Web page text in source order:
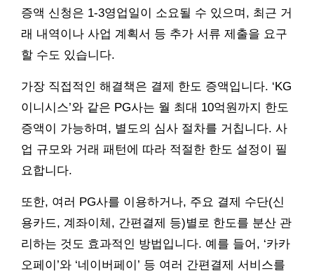
증액 신청은 1-3영업일이 소요될 수 있으며, 최근 거
래 내역이나 사업 계획서 등 추가 서류 제출을 요구
할 수도 있습니다.
가장 직접적인 해결책은 결제 한도 증액입니다. ‘KG
이니시스’와 같은 PG사는 월 최대 10억원까지 한도
증액이 가능하며, 별도의 심사 절차를 거칩니다. 사
업 규모와 거래 패턴에 따라 적절한 한도 설정이 필
요합니다.
또한, 여러 PG사를 이용하거나, 주요 결제 수단(신
용카드, 계좌이체, 간편결제 등)별로 한도를 분산 관
리하는 것도 효과적인 방법입니다. 예를 들어, ‘카카
오페이’와 ‘네이버페이’ 등 여러 간편결제 서비스를